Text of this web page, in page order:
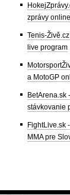
zprávy online
Tenis-
live program
a MotoGP
BetArena.sk
stávkovanie
FightLive.sk
MMA pre